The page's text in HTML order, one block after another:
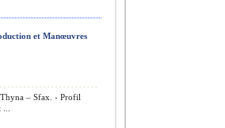
et Manœuvres
– Sfax. › Profil